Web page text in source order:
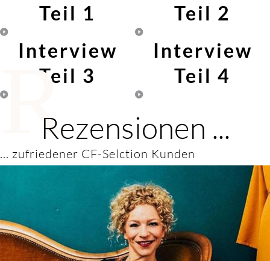
Teil 1
Teil 2
Interview
Teil 3
Interview
Teil 4
RRezensionen ...
... zufriedener CF-Selction Kunden